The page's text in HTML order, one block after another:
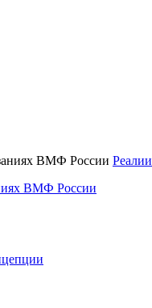
Реалии
ВМФ России